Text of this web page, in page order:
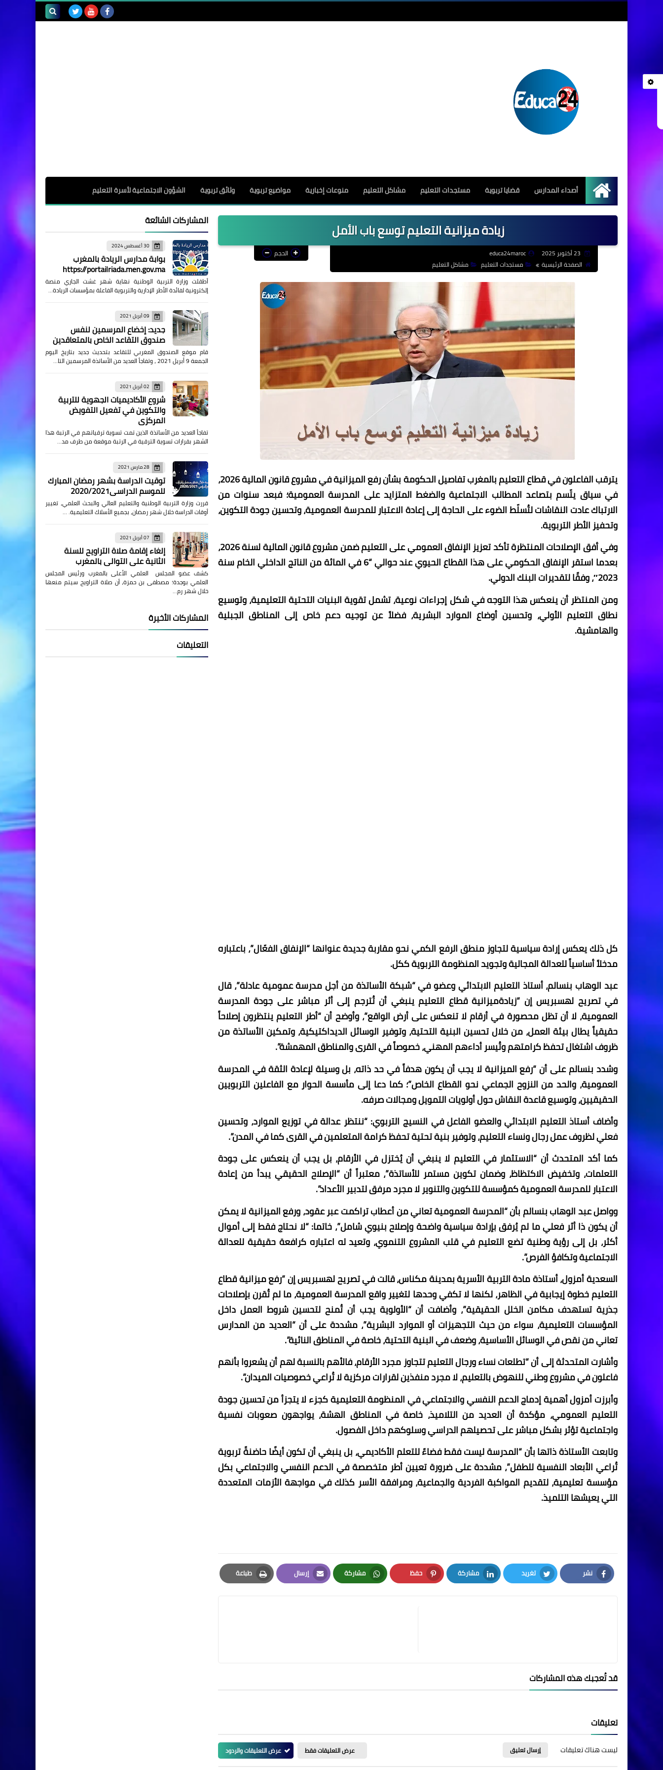
الرئيسية
أصداء المدارس قضايا تربوية مستجدات التعليم مشاكل التعليم منوعات إخبارية مواضيع تربوية وثائق تربوية الشؤون الاجتماعية لأسرة التعليم
زيادة ميزانية التعليم توسع باب الأمل
educa24maroc
الصفحة الرئيسية
مستجدات التعليم مشاكل التعليم
الحجم
يترقب الفاعلون في قطاع التعليم بالمغرب تفاصيل الحكومة بشأن رفع الميزانية في مشروع قانون المالية 2026،
في سياق يتّسم بتصاعد المطالب الاجتماعية والضغط المتزايد على المدرسة العمومية؛ فبعد سنوات من
الارتباك عادت النقاشات لتُسلّط الضوء على الحاجة إلى إعادة الاعتبار للمدرسة العمومية، وتحسين جودة التكوين،
وتحفيز الأطر التربوية.
وفي أفق الإصلاحات المنتظرة تأكد تعزيز الإنفاق العمومي على التعليم ضمن مشروع قانون المالية لسنة 2026،
بعدما استقر الإنفاق الحكومي على هذا القطاع الحيوي عند حوالي “6 في المائة من الناتج الداخلي الخام سنة
2023″، وفقًا لتقديرات البنك الدولي.
ومن المنتظر أن ينعكس هذا التوجه في شكل إجراءات نوعية، تشمل تقوية البنيات التحتية التعليمية، وتوسيع
نطاق التعليم الأولي، وتحسين أوضاع الموارد البشرية، فضلاً عن توجيه دعم خاص إلى المناطق الجبلية
والهامشية.
كل ذلك يعكس إرادة سياسية لتجاوز منطق الرفع الكمي نحو مقاربة جديدة عنوانها “الإنفاق الفعّال”، باعتباره
مدخلاً أساسياً للعدالة المجالية وتجويد المنظومة التربوية ككل.
عبد الوهاب بنسالم، أستاذ التعليم الابتدائي وعضو في “شبكة الأساتذة من أجل مدرسة عمومية عادلة”، قال
في تصريح لهسبريس إن “زيادةميزانية قطاع التعليم ينبغي أن تُترجم إلى أثر مباشر على جودة المدرسة
العمومية، لا أن تظل محصورة في أرقام لا تنعكس على أرض الواقع”، وأوضح أن “أطر التعليم ينتظرون إصلاحاً
حقيقياً يطال بيئة العمل، من خلال تحسين البنية التحتية، وتوفير الوسائل الديداكتيكية، وتمكين الأساتذة من
ظروف اشتغال تحفظ كرامتهم وتُيسر أداءهم المهني، خصوصاً في القرى والمناطق المهمشة”.
وشدد بنسالم على أن “رفع الميزانية لا يجب أن يكون هدفاً في حد ذاته، بل وسيلة لإعادة الثقة في المدرسة
العمومية، والحد من النزوح الجماعي نحو القطاع الخاص”؛ كما دعا إلى مأسسة الحوار مع الفاعلين التربويين
الحقيقيين، وتوسيع قاعدة النقاش حول أولويات التمويل ومجالات صرفه.
وأضاف أستاذ التعليم الابتدائي والعضو الفاعل في النسيج التربوي: “ننتظر عدالة في توزيع الموارد، وتحسين
فعلي لظروف عمل رجال ونساء التعليم، وتوفير بنية تحتية تحفظ كرامة المتعلمين في القرى كما في المدن”.
كما أكد المتحدث أن “الاستثمار في التعليم لا ينبغي أن يُختزل في الأرقام، بل يجب أن ينعكس على جودة
التعلمات، وتخفيض الاكتظاظ، وضمان تكوين مستمر للأساتذة”، معتبراً أن “الإصلاح الحقيقي يبدأ من إعادة
الاعتبار للمدرسة العمومية كمؤسسة للتكوين والتنوير لا مجرد مرفق لتدبير الأعداد”.
وواصل عبد الوهاب بنسالم بأن “المدرسة العمومية تعاني من أعطاب تراكمت عبر عقود، ورفع الميزانية لا يمكن
أن يكون ذا أثر فعلي ما لم يُرفق بإرادة سياسية واضحة وإصلاح بنيوي شامل”، خاتما: “لا نحتاج فقط إلى أموال
أكثر، بل إلى رؤية وطنية تضع التعليم في قلب المشروع التنموي، وتعيد له اعتباره كرافعة حقيقية للعدالة
الاجتماعية وتكافؤ الفرص”.
السعدية أمزول، أستاذة مادة التربية الأسرية بمدينة مكناس، قالت في تصريح لهسبريس إن “رفع ميزانية قطاع
التعليم خطوة إيجابية في الظاهر، لكنها لا تكفي وحدها لتغيير واقع المدرسة العمومية، ما لم تُقرن بإصلاحات
جذرية تستهدف مكامن الخلل الحقيقية”، وأضافت أن “الأولوية يجب أن تُمنح لتحسين شروط العمل داخل
المؤسسات التعليمية، سواء من حيث التجهيزات أو الموارد البشرية”، مشددة على أن “العديد من المدارس
تعاني من نقص في الوسائل الأساسية، وضعف في البنية التحتية، خاصة في المناطق النائية”.
وأشارت المتحدثة إلى أن “تطلعات نساء ورجال التعليم تتجاوز مجرد الأرقام، فالأهم بالنسبة لهم أن يشعروا بأنهم
فاعلون في مشروع وطني للنهوض بالتعليم، لا مجرد منفذين لقرارات مركزية لا تُراعي خصوصيات الميدان”.
وأبرزت أمزول أهمية إدماج الدعم النفسي والاجتماعي في المنظومة التعليمية كجزء لا يتجزأ من تحسين جودة
التعليم العمومي، مؤكدة أن العديد من التلاميذ، خاصة في المناطق الهشة، يواجهون صعوبات نفسية
واجتماعية تؤثر بشكل مباشر على تحصيلهم الدراسي وسلوكهم داخل الفصول.
وتابعت الأستاذة ذاتها بأن “المدرسة ليست فقط فضاءً للتعلم الأكاديمي، بل ينبغي أن تكون أيضًا حاضنةً تربوية
تُراعي الأبعاد النفسية للطفل”، مشددة على ضرورة تعيين أطر متخصصة في الدعم النفسي والاجتماعي بكل
مؤسسة تعليمية، لتقديم المواكبة الفردية والجماعية، ومرافقة الأسر كذلك في مواجهة الأزمات المتعددة
التي يعيشها التلميذ.
نشر
Facebook
تغريد
Twitter
مشاركة
LinkedIn
حفظ
Pinterest
مشاركة
Whatsapp
إرسال
Email
طباعة
Print
قد تُعجبك هذه المشاركات
تعليقات
ليست هناك تعليقات إرسال تعليق عرض التعليقات فقط عرض التعليقات والردود
المشاركات الشائعة
30 أغسطس 2024
بوابة مدارس الريادة بالمغرب
https://portailriada.men.gov.ma
أطقلت وزارة التربية الوطنية نهاية شهر غشت الجاري منصة
إلكترونية لفائدة الأطر الإدارية والتربوية الفاعلة بمؤسسات الريادة…
09 أبريل 2021
جديد: إخضاع المرسمين لنفس
صندوق التقاعد الخاص بالمتعاقدين
قام موقع الصندوق المغربي للتقاعد بتحديث جديد بتاريخ اليوم
الجمعة 9 أبريل 2021 ، وتفاجأ العديد من الأساتذة المرسمين التا…
02 أبريل 2021
شروع الأكاديميات الجهوية للتربية
والتكوين في تفعيل التفويض
المركزي
تفاجأ العديد من الأساتذة الذين تمت تسوية ترقياتهم في الرتبة هذا
الشهر بقرارات تسوية الترقية في الرتبة موقعة من طرف مد…
28 مارس 2021
توقيت الدراسة بشهر رمضان المبارك
للموسم الدراسي2020/2021
قررت وزارة التربية الوطنية والتعليم العالي والبحث العلمي، تغيير
أوقات الدراسة خلال شهر رمضان، بجميع الأسلاك التعليمية. …
07 أبريل 2021
إلغاء إقامة صلاة التراويح للسنة
الثانية على التوالي بالمغرب
كشف عضو المجلس العلمي الأعلى بالمغرب ورئيس المجلس
العلمي بوجدة؛ مصطفى بن حمزة، أن صلاة التراويح سيتم منعها
خلال شهر رم…
المشاركات الأخيرة
التعليقات